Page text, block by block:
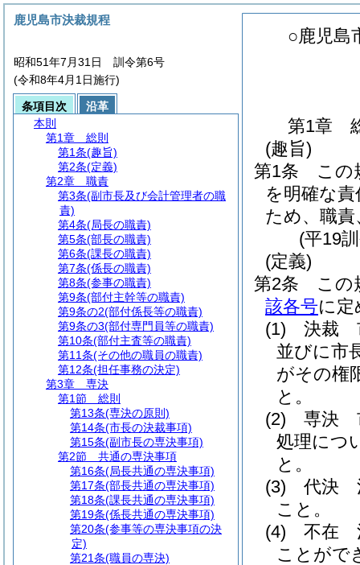
○鹿児島
第1章
(趣旨)
第1条
この
を明確な
ため、職
(平19
(定義)
第2条
この
該各号に
(1)
決裁
並びに市
がその権
と。
(2)
専決
処理につ
と。
(3)
代決
こと。
(4)
不在
ことがで
鹿児島市決裁規程
昭和51年7月31日 訓令第6号
(令和8年4月1日施行)
条項目次
沿革
本則
第1章
総則
第1条(趣旨)
第2条(定義)
第2章
職責
第3条(副市長及び会計管理者の職
責)
第4条(局長の職責)
第5条(部長の職責)
第6条(課長の職責)
第7条(係長の職責)
第8条(参事の職責)
第9条(部付主幹等の職責)
第9条の2(部付係長等の職責)
第9条の3(部付専門員等の職責)
第10条(部付主査等の職責)
第11条(その他の職員の職責)
第12条(担任事務の決定)
第3章
専決
第1節
総則
第13条(専決の原則)
第14条(市長の決裁事項)
第15条(副市長の専決事項)
第2節
共通の専決事項
第16条(局長共通の専決事項)
第17条(部長共通の専決事項)
第18条(課長共通の専決事項)
第19条(係長共通の専決事項)
第20条(参事等の専決事項の決
定)
第21条(職員の専決)